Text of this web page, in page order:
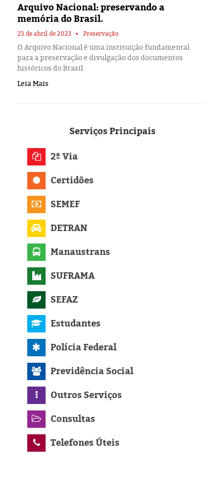
Arquivo Nacional: preservando a
memória do Brasil.
23 de abril de 2023 Preservação
O Arquivo Nacional é uma instituição fundamental
para a preservação e divulgação dos documentos
históricos do Brasil.
Leia Mais
ServiçosPrincipais
2ª Via
Certidões
SEMEF
DETRAN
Manaustrans
SUFRAMA
SEFAZ
Estudantes
Polícia Federal
Previdência Social
Outros Serviços
Consultas
Telefones Úteis